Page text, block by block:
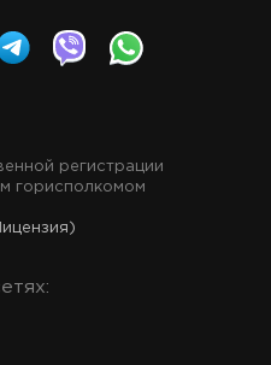
регистрации
горисполкомом